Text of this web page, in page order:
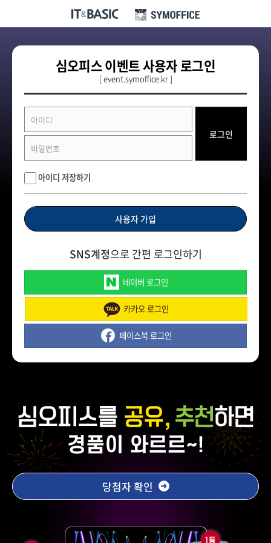
심오피스 이벤트 사용자 로그인
[ event.symoffice.kr ]
로그인
아이디 저장하기
사용자 가입
SNS계정으로 간편 로그인하기
네이버 로그인
카카오 로그인
페이스북 로그인
당첨자 확인